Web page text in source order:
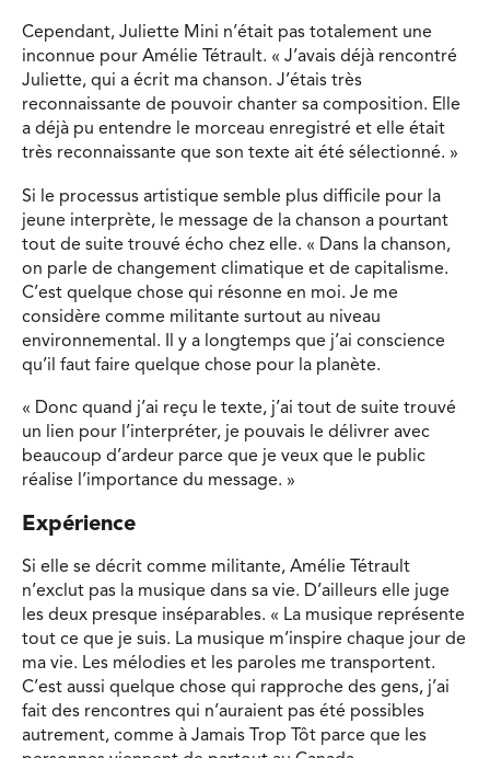
Cependant, Juliette Mini n’était pas totalement une
inconnue pour Amélie Tétrault. « J’avais déjà rencontré
Juliette, qui a écrit ma chanson. J’étais très
reconnaissante de pouvoir chanter sa composition. Elle
a déjà pu entendre le morceau enregistré et elle était
très reconnaissante que son texte ait été sélectionné. »
Si le processus artistique semble plus difficile pour la
jeune interprète, le message de la chanson a pourtant
tout de suite trouvé écho chez elle. « Dans la chanson,
on parle de changement climatique et de capitalisme.
C’est quelque chose qui résonne en moi. Je me
considère comme militante surtout au niveau
environnemental. Il y a longtemps que j’ai conscience
qu’il faut faire quelque chose pour la planète.
« Donc quand j’ai reçu le texte, j’ai tout de suite trouvé
un lien pour l’interpréter, je pouvais le délivrer avec
beaucoup d’ardeur parce que je veux que le public
réalise l’importance du message. »
Expérience
Si elle se décrit comme militante, Amélie Tétrault
n’exclut pas la musique dans sa vie. D’ailleurs elle juge
les deux presque inséparables. « La musique représente
tout ce que je suis. La musique m’inspire chaque jour de
ma vie. Les mélodies et les paroles me transportent.
C’est aussi quelque chose qui rapproche des gens, j’ai
fait des rencontres qui n’auraient pas été possibles
autrement, comme à Jamais Trop Tôt parce que les